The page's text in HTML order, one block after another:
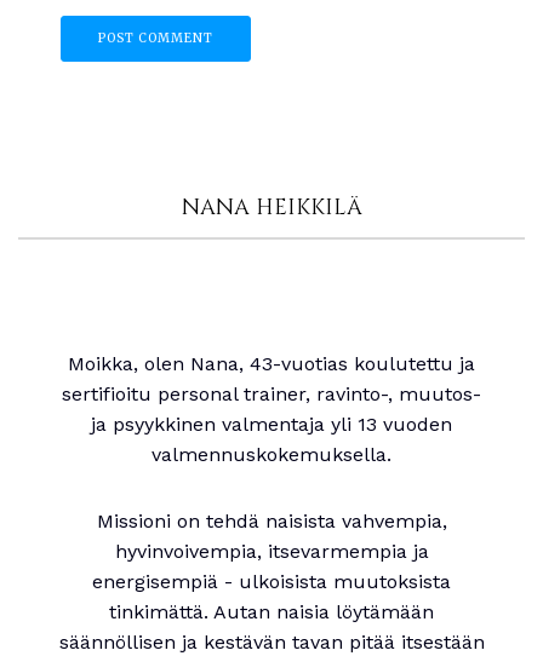
NANA HEIKKILÄ
Moikka, olen Nana, 43-vuotias koulutettu ja
sertifioitu personal trainer, ravinto-, muutos-
ja psyykkinen valmentaja yli 13 vuoden
valmennuskokemuksella.
Missioni on tehdä naisista vahvempia,
hyvinvoivempia, itsevarmempia ja
energisempiä - ulkoisista muutoksista
tinkimättä. Autan naisia löytämään
säännöllisen ja kestävän tavan pitää itsestään